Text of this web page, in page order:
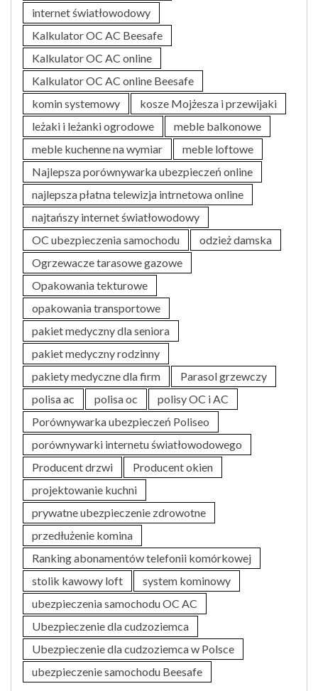
internet światłowodowy
Kalkulator OC AC Beesafe
Kalkulator OC AC online
Kalkulator OC AC online Beesafe
komin systemowy
kosze Mojżesza i przewijaki
leżaki i leżanki ogrodowe
meble balkonowe
meble kuchenne na wymiar
meble loftowe
Najlepsza porównywarka ubezpieczeń online
najlepsza płatna telewizja intrnetowa online
najtańszy internet światłowodowy
OC ubezpieczenia samochodu
odzież damska
Ogrzewacze tarasowe gazowe
Opakowania tekturowe
opakowania transportowe
pakiet medyczny dla seniora
pakiet medyczny rodzinny
pakiety medyczne dla firm
Parasol grzewczy
polisa ac
polisa oc
polisy OC i AC
Porównywarka ubezpieczeń Poliseo
porównywarki internetu światłowodowego
Producent drzwi
Producent okien
projektowanie kuchni
prywatne ubezpieczenie zdrowotne
przedłużenie komina
Ranking abonamentów telefonii komórkowej
stolik kawowy loft
system kominowy
ubezpieczenia samochodu OC AC
Ubezpieczenie dla cudzoziemca
Ubezpieczenie dla cudzoziemca w Polsce
ubezpieczenie samochodu Beesafe